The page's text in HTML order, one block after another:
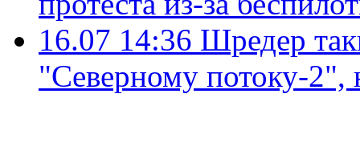
16.07 14:36 Шредер
"Северному потоку-2",